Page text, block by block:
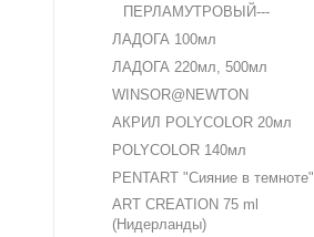
ПЕРЛАМУТРОВЫЙ---
ЛАДОГА 100мл
ЛАДОГА 220мл, 500мл
WINSOR@NEWTON
АКРИЛ POLYCOLOR 20мл
POLYCOLOR 140мл
PENTART "Сияние в темноте"
ART CREATION 75 ml
(Нидерланды)